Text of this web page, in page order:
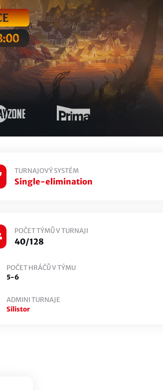
TURNAJOVÝ SYSTÉM
Single-elimination
POČET TÝMŮ V TURNAJI
40/128
POČET HRÁČŮ V TÝMU
5-6
ADMINI TURNAJE
Silistor